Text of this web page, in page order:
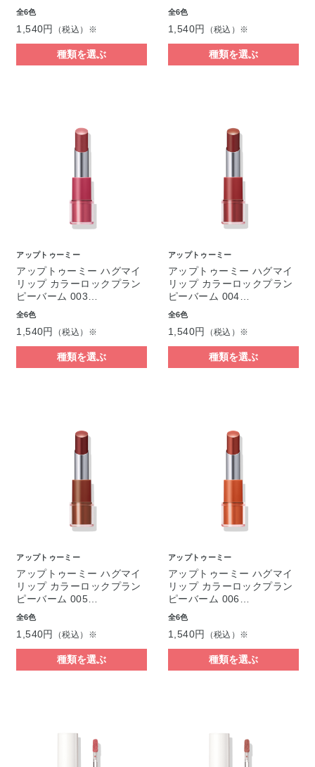
全6色
1,540円 （税込）※
種類を選ぶ
全6色
1,540円 （税込）※
種類を選ぶ
アップトゥーミー
アップトゥーミー ハグマイ
リップ カラーロックプラン
ピーバーム 003…
全6色
1,540円 （税込）※
種類を選ぶ
アップトゥーミー
アップトゥーミー ハグマイ
リップ カラーロックプラン
ピーバーム 004…
全6色
1,540円 （税込）※
種類を選ぶ
アップトゥーミー
アップトゥーミー ハグマイ
リップ カラーロックプラン
ピーバーム 005…
全6色
1,540円 （税込）※
種類を選ぶ
アップトゥーミー
アップトゥーミー ハグマイ
リップ カラーロックプラン
ピーバーム 006…
全6色
1,540円 （税込）※
種類を選ぶ